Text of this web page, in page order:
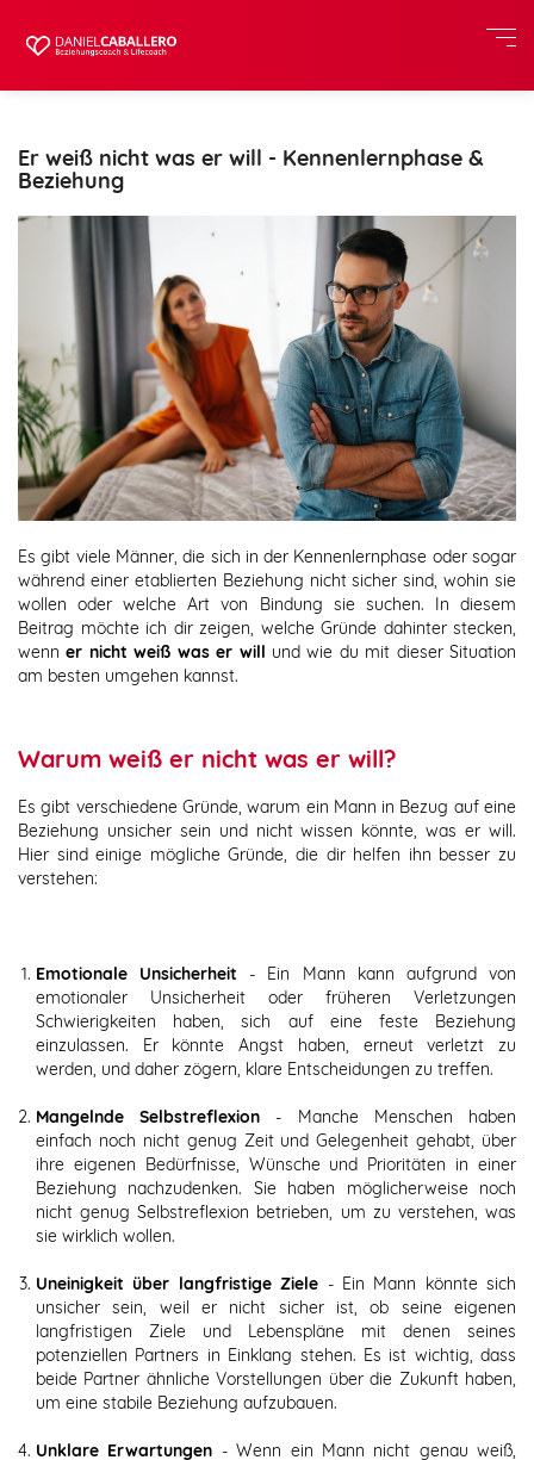
Er weiß nicht was er will - Kennenlernphase &
Beziehung
Es gibt viele Männer, die sich in der Kennenlernphase oder sogar
während einer etablierten Beziehung nicht sicher sind, wohin sie
wollen oder welche Art von Bindung sie suchen. In diesem
Beitrag möchte ich dir zeigen, welche Gründe dahinter stecken,
wenner nicht weiß was er will und wie du mit dieser Situation
am besten umgehen kannst.
Warum weiß er nicht was er will?
Es gibt verschiedene Gründe, warum ein Mann in Bezug auf eine
Beziehung unsicher sein und nicht wissen könnte, was er will.
Hier sind einige mögliche Gründe, die dir helfen ihn besser zu
verstehen:
Emotionale Unsicherheit - Ein Mann kann aufgrund von
emotionaler Unsicherheit oder früheren Verletzungen
Schwierigkeiten haben, sich auf eine feste Beziehung
einzulassen. Er könnte Angst haben, erneut verletzt zu
werden, und daher zögern, klare Entscheidungen zu treffen.
Mangelnde Selbstreflexion - Manche Menschen haben
einfach noch nicht genug Zeit und Gelegenheit gehabt, über
ihre eigenen Bedürfnisse, Wünsche und Prioritäten in einer
Beziehung nachzudenken. Sie haben möglicherweise noch
nicht genug Selbstreflexion betrieben, um zu verstehen, was
sie wirklich wollen.
Uneinigkeit über langfristige Ziele - Ein Mann könnte sich
unsicher sein, weil er nicht sicher ist, ob seine eigenen
langfristigen Ziele und Lebenspläne mit denen seines
potenziellen Partners in Einklang stehen. Es ist wichtig, dass
beide Partner ähnliche Vorstellungen über die Zukunft haben,
um eine stabile Beziehung aufzubauen.
Unklare Erwartungen - Wenn ein Mann nicht genau weiß,